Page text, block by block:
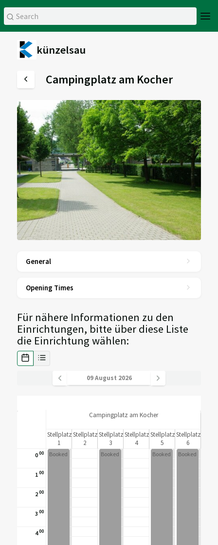
künzelsau
Campingplatz am Kocher
General
Opening Times
Für nähere Informationen zu den
Einrichtungen, bitte über diese Liste
die Einrichtung wählen:
Campingplatz am Kocher
Stellplatz
1
Stellplatz
2
Stellplatz
3
Stellplatz
4
Stellplatz
5
Stellplatz
6
000
100
200
3 00
400
Booked Booked Booked Booked